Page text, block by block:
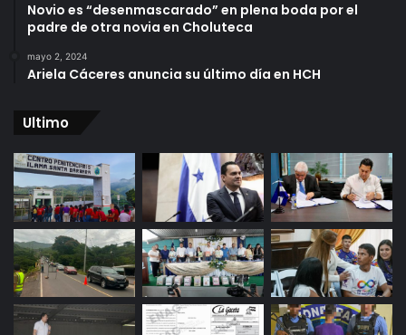
Novio es “desenmascarado” en plena boda por el
padre de otra novia en Choluteca
mayo 2, 2024
Ariela Cáceres anuncia su último día en HCH
Ultimo